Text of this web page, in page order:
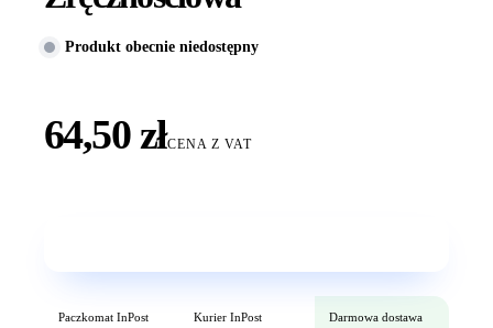
Produkt obecnie niedostępny
64,50 złCENA Z VAT
Paczkomat InPost Kurier InPost Darmowa dostawa